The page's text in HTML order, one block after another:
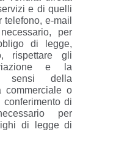
e di quelli
telefono, e-mail
per
di legge,
rispettare gli
e la
sensi della
commerciale o
di
per
di legge di